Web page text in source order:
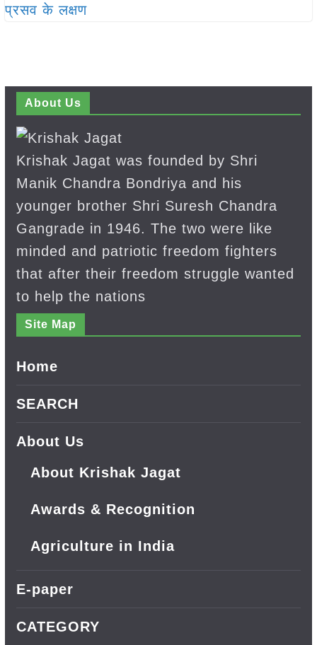
About Us
Krishak Jagat was founded by Shri
Manik Chandra Bondriya and his
younger brother Shri Suresh Chandra
Gangrade in 1946. The two were like
minded and patriotic freedom fighters
that after their freedom struggle wanted
to help the nations
Site Map
Home
SEARCH
About Us
About Krishak Jagat
Awards & Recognition
Agriculture in India
E-paper
CATEGORY